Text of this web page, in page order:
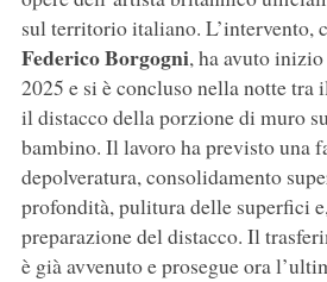
sul territorio italiano. L’intervento,
Federico Borgogni, ha avuto
2025 e si è concluso nella notte
il distacco della porzione di muro
bambino. Il lavoro ha previsto una
depolveratura, consolidamento
profondità, pulitura delle superfici
preparazione del distacco. Il
è già avvenuto e prosegue ora